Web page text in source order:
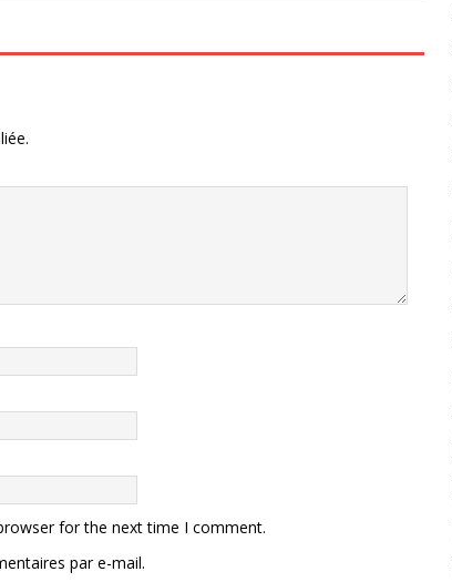
for the next time I comment.
par e-mail.